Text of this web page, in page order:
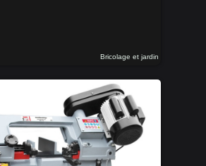
Bricolage et jardin